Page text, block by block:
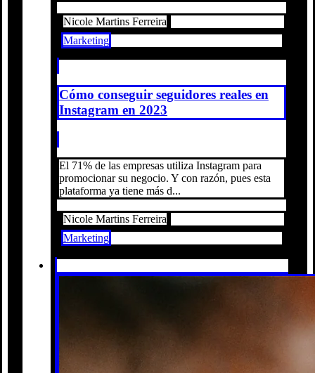
Nicole Martins Ferreira
Marketing
Cómo conseguir seguidores reales en
Instagram en 2023
El 71% de las empresas utiliza Instagram para
promocionar su negocio. Y con razón, pues esta
plataforma ya tiene más d...
Nicole Martins Ferreira
Marketing